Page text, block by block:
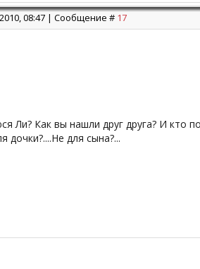
08:47 | Сообщение # 17
Ли? Как вы нашли друг друга? И кто
дочки?....Не для сына?...